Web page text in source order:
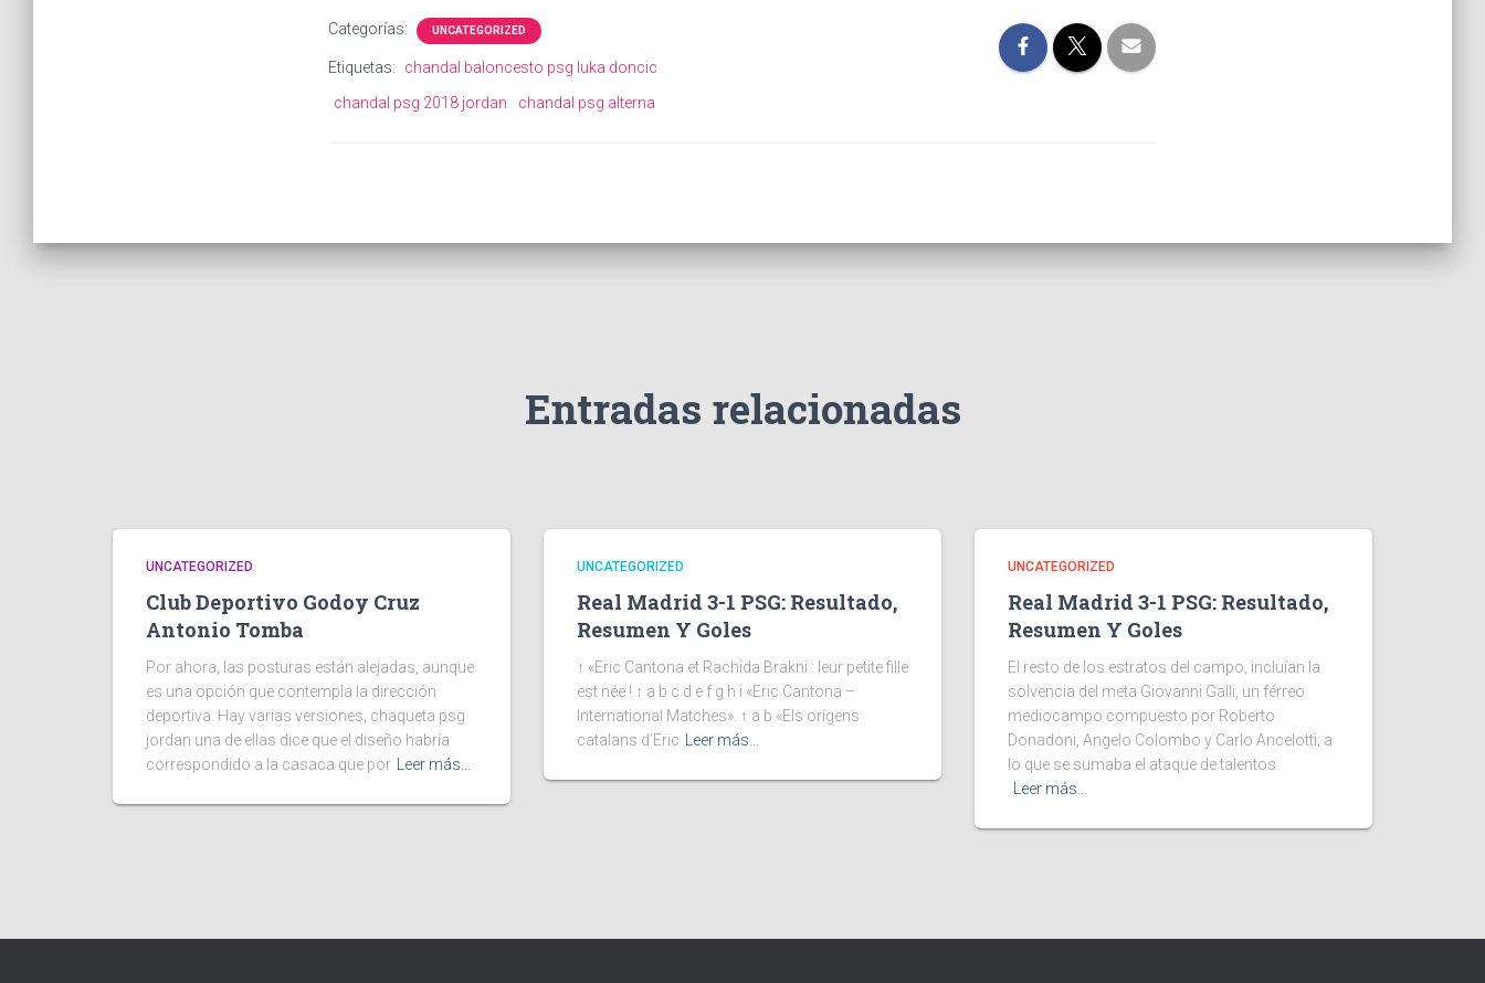
Categorías: UNCATEGORIZED
Etiquetas:
chandal baloncesto psg luka doncic
chandal psg 2018 jordan
chandal psg alterna
Entradas relacionadas
UNCATEGORIZED
Club Deportivo Godoy Cruz
Antonio Tomba
Por ahora, las posturas están alejadas, aunque
es una opción que contempla la dirección
deportiva. Hay varias versiones, chaqueta psg
jordan una de ellas dice que el diseño habría
correspondido a la casaca que por
Leer más…
UNCATEGORIZED
Real Madrid 3-1 PSG: Resultado,
Resumen Y Goles
↑ «Eric Cantona et Rachida Brakni : leur petite fille
est née ! ↑ a b c d e f g h i «Eric Cantona –
International Matches». ↑ a b «Els orígens
catalans d’Eric
Leer más…
UNCATEGORIZED
Real Madrid 3-1 PSG: Resultado,
Resumen Y Goles
El resto de los estratos del campo, incluían la
solvencia del meta Giovanni Galli, un férreo
mediocampo compuesto por Roberto
Donadoni, Angelo Colombo y Carlo Ancelotti; a
lo que se sumaba el ataque de talentos
Leer más…